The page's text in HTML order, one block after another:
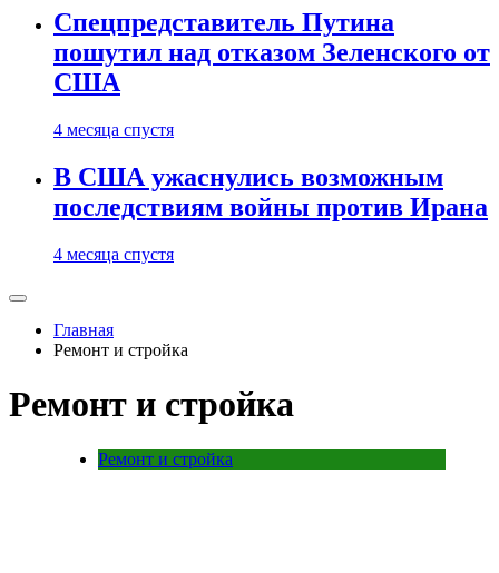
Спецпредставитель Путина
пошутил над отказом Зеленского от
США
4 месяца спустя
В США ужаснулись возможным
последствиям войны против Ирана
4 месяца спустя
Главная
Ремонт и стройка
Ремонт и стройка
Ремонт и стройка